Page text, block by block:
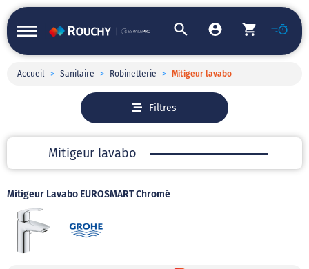
Accueil > Sanitaire > Robinetterie > Mitigeur lavabo
Filtres
Mitigeur lavabo
Mitigeur Lavabo EUROSMART Chromé